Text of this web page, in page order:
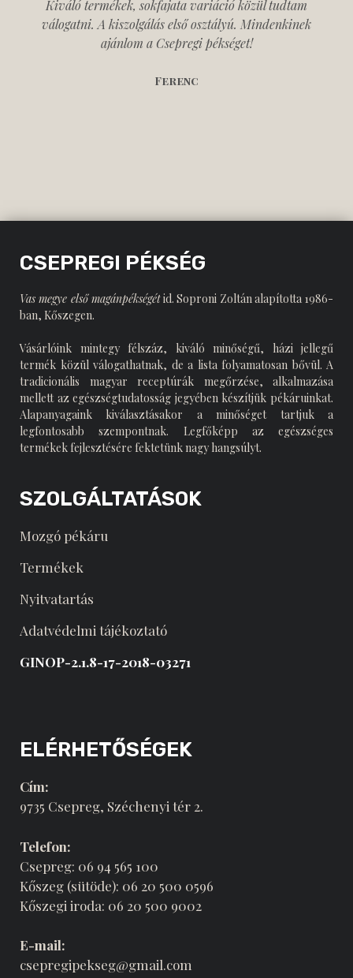
Kiváló termékek, sokfajata variáció közül tudtam
válogatni. A kiszolgálás első osztályú. Mindenkinek
ajánlom a Csepregi pékséget!
Ferenc
CSEPREGI PÉKSÉG
Vas megye első magánpékségétid. Soproni Zoltán alapította 1986-
ban, Kőszegen.
Vásárlóink mintegy félszáz, kiváló minőségű, házi jellegű
termék közül válogathatnak, de a lista folyamatosan bővül. A
tradicionális magyar receptúrák megőrzése, alkalmazása
mellett az egészségtudatosság jegyében készítjük pékáruinkat.
Alapanyagaink kiválasztásakor a minőséget tartjuk a
legfontosabb szempontnak. Legfőképp az egészséges
termékek fejlesztésére fektetünk nagy hangsúlyt.
SZOLGÁLTATÁSOK
Mozgó pékáru
Termékek
Nyitvatartás
Adatvédelmi tájékoztató
GINOP-2.1.8-17-2018-03271
ELÉRHETŐSÉGEK
Cím:
9735 Csepreg, Széchenyi tér 2.
Telefon:
Csepreg: 06 94 565 100
Kőszeg (sütöde): 06 20 500 0596
Kőszegi iroda: 06 20 500 9002
E-mail:
csepregipekseg@gmail.com